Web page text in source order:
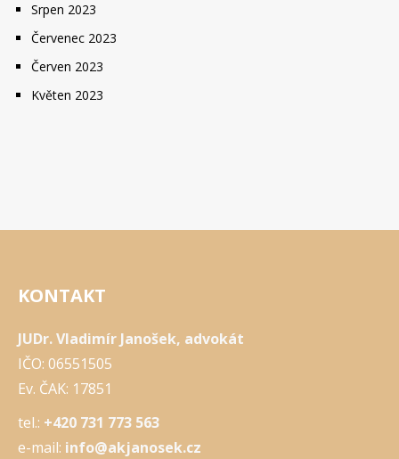
Srpen 2023
Červenec 2023
Červen 2023
Květen 2023
KONTAKT
JUDr. Vladimír Janošek, advokát
IČO: 06551505
Ev. ČAK: 17851
tel.: +420 731 773 563
e-mail: info@akjanosek.cz